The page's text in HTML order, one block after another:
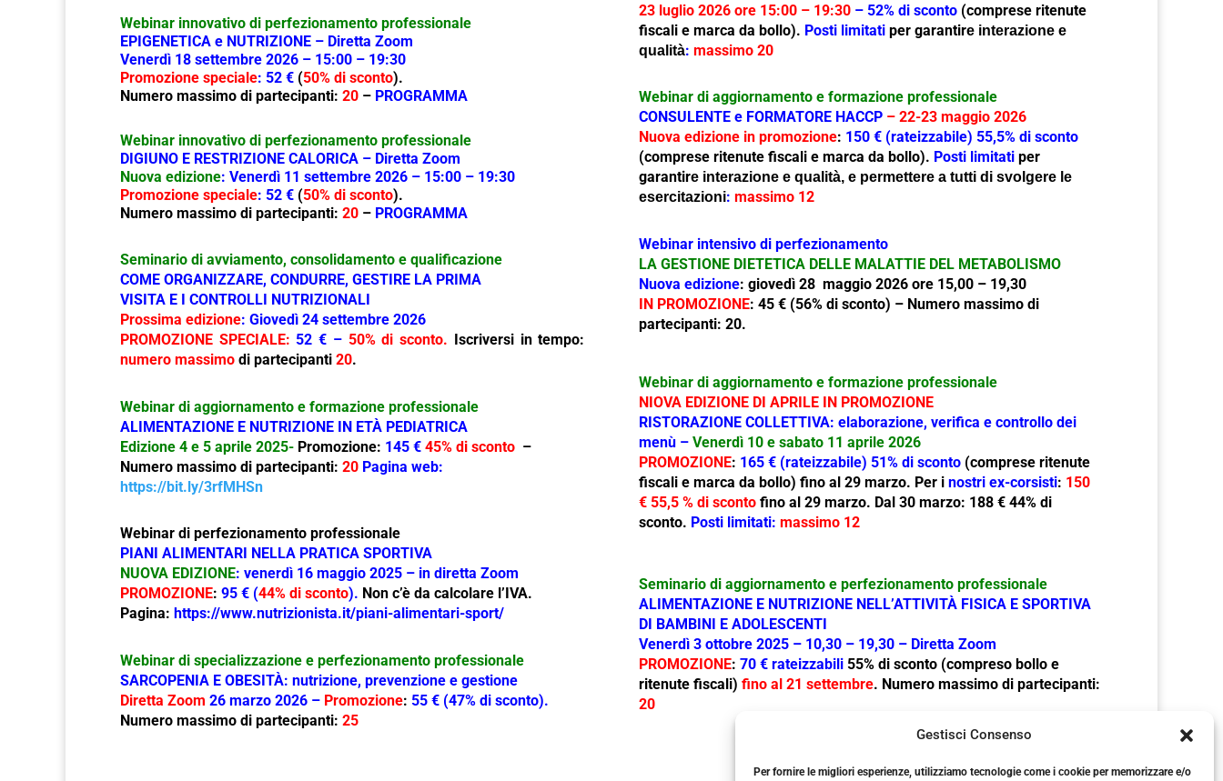
Gestisci Consenso
Per fornire le migliori esperienze, utilizziamo tecnologie come i cookie per memorizzare e/o
Webinar innovativo di perfezionamento professionale
EPIGENETICA e NUTRIZIONE – Diretta Zoom
Venerdì 18 settembre 2026 – 15:00 – 19:30
Promozione speciale: 52 € (50% di sconto).
Numero massimo di partecipanti: 20 – PROGRAMMA
Webinar innovativo di perfezionamento professionale
DIGIUNO E RESTRIZIONE CALORICA – Diretta Zoom
Nuova edizione: Venerdì 11 settembre 2026 – 15:00 – 19:30
Promozione speciale: 52 € (50% di sconto).
Numero massimo di partecipanti: 20 – PROGRAMMA
Seminario di avviamento, consolidamento e qualificazione
COME ORGANIZZARE, CONDURRE, GESTIRE LA PRIMA
VISITA E I CONTROLLI NUTRIZIONALI
Prossima edizione: Giovedì 24 settembre 2026
PROMOZIONE SPECIALE: 52 € – 50% di sconto. Iscriversi in tempo:
numero massimo di partecipanti 20.
Webinar di aggiornamento e formazione professionale
ALIMENTAZIONE E NUTRIZIONE IN ETÀ PEDIATRICA
Edizione 4 e 5 aprile 2025- Promozione: 145 € 45% di sconto –
Numero massimo di partecipanti: 20 Pagina web:
https://bit.ly/3rfMHSn
Webinar di perfezionamento professionale
PIANI ALIMENTARI NELLA PRATICA SPORTIVA
NUOVA EDIZIONE: venerdì 16 maggio 2025 – in diretta Zoom
PROMOZIONE: 95 € (44% di sconto). Non c’è da calcolare l’IVA.
Pagina: https://www.nutrizionista.it/piani-alimentari-sport/
Webinar di specializzazione e perfezionamento professionale
SARCOPENIA E OBESITÀ: nutrizione, prevenzione e gestione
Diretta Zoom 26 marzo 2026 – Promozione: 55 € (47% di sconto).
Numero massimo di partecipanti: 25
23 luglio 2026 ore 15:00 – 19:30– 52% di sconto (comprese ritenute
fiscali e marca da bollo). Posti limitatiper garantireinterazione e
qualità: massimo 20
Webinar di aggiornamento e formazione professionale
CONSULENTE e FORMATORE HACCP– 22-23 maggio 2026
Nuova edizione in promozione: 150 € (rateizzabile) 55,5% di sconto
(comprese ritenute fiscali e marca da bollo). Posti limitatiper
garantireinterazione e qualità, e permettere a tutti di svolgere le
esercitazioni: massimo 12
Webinar intensivo di perfezionamento
LA GESTIONE DIETETICA DELLE MALATTIE DEL METABOLISMO
Nuova edizione: giovedì 28 maggio 2026 ore 15,00 – 19,30
IN PROMOZIONE: 45 € (56% di sconto) – Numero massimo di
partecipanti: 20.
Webinar di aggiornamento e formazione professionale
NIOVA EDIZIONE DI APRILE IN PROMOZIONE
RISTORAZIONE COLLETTIVA: elaborazione, verifica e controllo dei
menù – Venerdì 10 e sabato 11 aprile 2026
PROMOZIONE: 165 € (rateizzabile) 51% di sconto(comprese ritenute
fiscali e marca da bollo) fino al 29 marzo. Per i nostri ex-corsisti: 150
€ 55,5 % di sconto fino al 29 marzo. Dal 30 marzo: 188 € 44% di
sconto. Posti limitati: massimo 12
Seminario di aggiornamento e perfezionamento professionale
ALIMENTAZIONE E NUTRIZIONE NELL’ATTIVITÀ FISICA E SPORTIVA
DI BAMBINI E ADOLESCENTI
Venerdì 3 ottobre 2025 – 10,30 – 19,30 – Diretta Zoom
PROMOZIONE: 70 € rateizzabili 55% di sconto(compreso bollo e
ritenute fiscali) fino al 21 settembre. Numero massimo di partecipanti:
20